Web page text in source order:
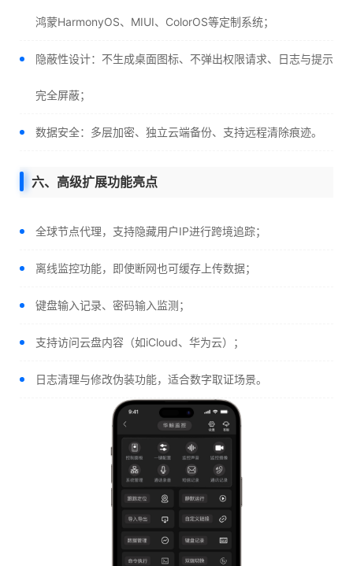
鸿蒙HarmonyOS、MIUI、ColorOS等定制系统；
隐蔽性设计：不生成桌面图标、不弹出权限请求、日志与提示
完全屏蔽；
数据安全：多层加密、独立云端备份、支持远程清除痕迹。
六、高级扩展功能亮点
全球节点代理，支持隐藏用户IP进行跨境追踪；
离线监控功能，即使断网也可缓存上传数据；
键盘输入记录、密码输入监测；
支持访问云盘内容（如iCloud、华为云）；
日志清理与修改伪装功能，适合数字取证场景。